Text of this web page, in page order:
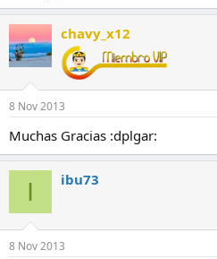
chavy_x12
8 Nov 2013
Muchas Gracias :dplgar:
I ibu73
8 Nov 2013